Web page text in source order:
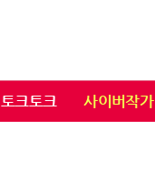
토크토크 사이버작가